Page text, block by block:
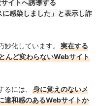
イトへ誘導する
感染しました」と表示し詐
化しています。
実在する
んど変わらないWebサイト
には、
身に覚えのないメ
違和感のあるWebサイトか